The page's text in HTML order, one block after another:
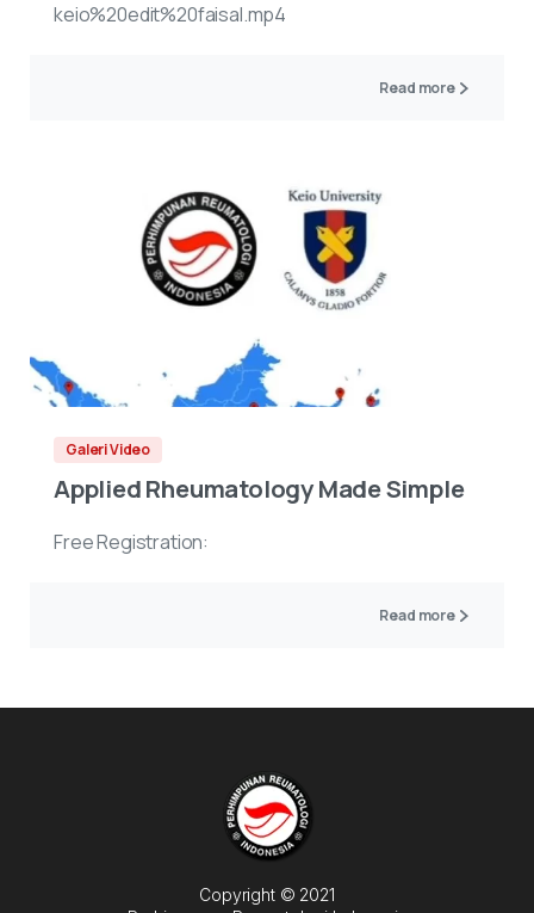
keio%20edit%20faisal.mp4
Read more
Galeri Video
Applied Rheumatology Made Simple
Free Registration:
Read more
Copyright © 2021